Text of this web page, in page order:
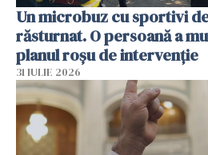
Un microbuz cu sportivi
răsturnat. O persoană a
planul roșu de intervenție
31 IULIE 2026